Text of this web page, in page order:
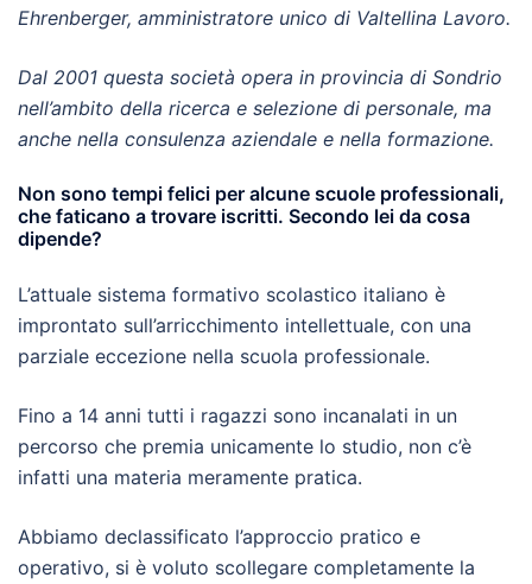
Ehrenberger, amministratore unico di Valtellina Lavoro.
Dal 2001 questa società opera in provincia di Sondrio
nell’ambito della ricerca e selezione di personale, ma
anche nella consulenza aziendale e nella formazione.
Non sono tempi felici per alcune scuole professionali,
che faticano a trovare iscritti. Secondo lei da cosa
dipende?
L’attuale sistema formativo scolastico italiano è
improntato sull’arricchimento intellettuale, con una
parziale eccezione nella scuola professionale.
Fino a 14 anni tutti i ragazzi sono incanalati in un
percorso che premia unicamente lo studio, non c’è
infatti una materia meramente pratica.
Abbiamo declassificato l’approccio pratico e
operativo, si è voluto scollegare completamente la